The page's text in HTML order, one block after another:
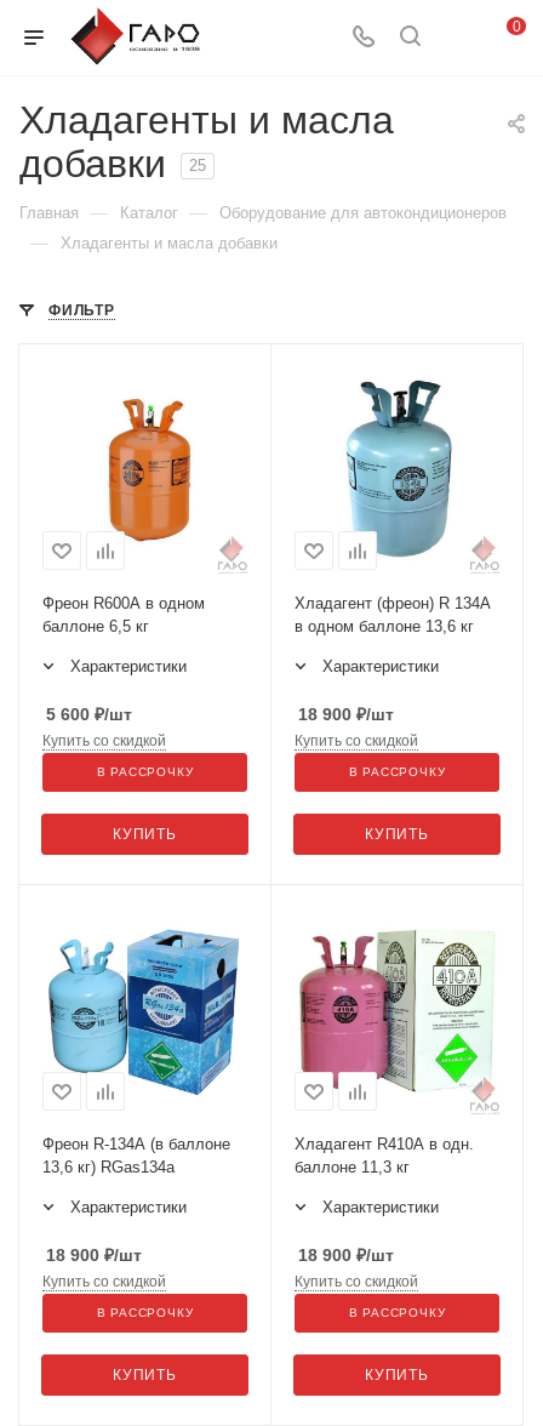
0
Хладагенты и масла
добавки
25
Главная — Каталог — Оборудование для автокондиционеров
— Хладагенты и масла добавки
ФИЛЬТР
Фреон R600А в одном
баллоне 6,5 кг
Характеристики
5 600 ₽/шт
КУПИТЬ
Купить со скидкой
В РАССРОЧКУ
Хладагент (фреон) R 134А
в одном баллоне 13,6 кг
Характеристики
18 900 ₽/шт
КУПИТЬ
Купить со скидкой
В РАССРОЧКУ
Фреон R-134А (в баллоне
13,6 кг) RGas134a
Характеристики
18 900 ₽/шт
КУПИТЬ
Купить со скидкой
В РАССРОЧКУ
Хладагент R410А в одн.
баллоне 11,3 кг
Характеристики
18 900 ₽/шт
КУПИТЬ
Купить со скидкой
В РАССРОЧКУ